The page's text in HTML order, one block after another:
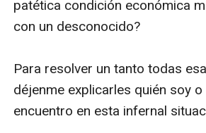
patética condición económica
con un desconocido?
Para resolver un tanto todas
déjenme explicarles quién soy
encuentro en esta infernal